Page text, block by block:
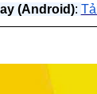
(Android):